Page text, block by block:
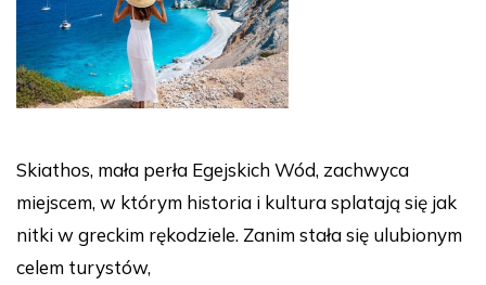
Skiathos, mała perła Egejskich Wód, zachwyca
miejscem, w którym historia i kultura splatają się jak
nitki w greckim rękodziele. Zanim stała się ulubionym
celem turystów,